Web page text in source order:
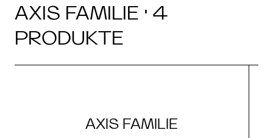
AXIS FAMILIE · 4
PRODUKTE
AXIS FAMILIE